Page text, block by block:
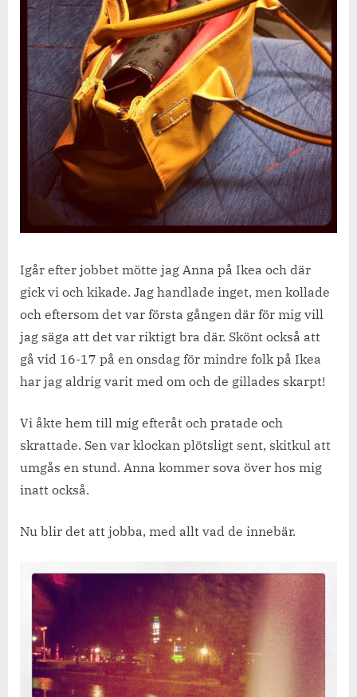
Igår efter jobbet mötte jag Anna på Ikea och där
gick vi och kikade. Jag handlade inget, men kollade
och eftersom det var första gången där för mig vill
jag säga att det var riktigt bra där. Skönt också att
gå vid 16-17 på en onsdag för mindre folk på Ikea
har jag aldrig varit med om och de gillades skarpt!
Vi åkte hem till mig efteråt och pratade och
skrattade. Sen var klockan plötsligt sent, skitkul att
umgås en stund. Anna kommer sova över hos mig
inatt också.
Nu blir det att jobba, med allt vad de innebär.